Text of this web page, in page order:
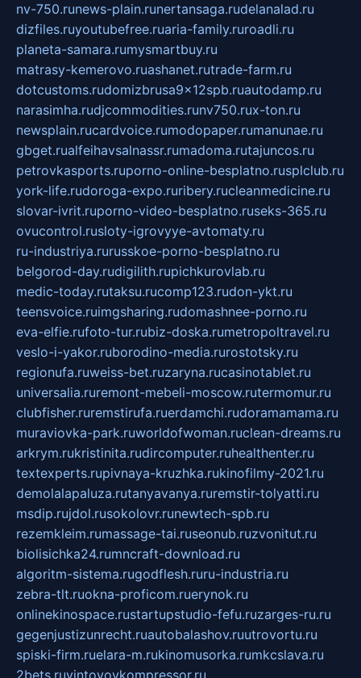
nv-750.runews-plain.runertansaga.rudelanalad.ru
dizfiles.ruyoutubefree.ruaria-family.ruroadli.ru
planeta-samara.rumysmartbuy.ru
matrasy-kemerovo.ruashanet.rutrade-farm.ru
dotcustoms.rudomizbrusa9x12spb.ruautodamp.ru
narasimha.rudjcommodities.runv750.rux-ton.ru
newsplain.rucardvoice.rumodopaper.rumanunae.ru
gbget.rualfeihavsalnassr.rumadoma.rutajuncos.ru
petrovkasports.ruporno-online-besplatno.rusplclub.ru
york-life.rudoroga-expo.ruribery.rucleanmedicine.ru
slovar-ivrit.ruporno-video-besplatno.ruseks-365.ru
ovucontrol.rusloty-igrovyye-avtomaty.ru
ru-industriya.rurusskoe-porno-besplatno.ru
belgorod-day.rudigilith.rupichkurovlab.ru
medic-today.rutaksu.rucomp123.rudon-ykt.ru
teensvoice.ruimgsharing.rudomashnee-porno.ru
eva-elfie.rufoto-tur.rubiz-doska.rumetropoltravel.ru
veslo-i-yakor.ruborodino-media.rurostotsky.ru
regionufa.ruweiss-bet.ruzaryna.rucasinotablet.ru
universalia.ruremont-mebeli-moscow.rutermomur.ru
clubfisher.ruremstirufa.ruerdamchi.rudoramamama.ru
muraviovka-park.ruworldofwoman.ruclean-dreams.ru
arkrym.rukristinita.rudircomputer.ruhealthenter.ru
textexperts.rupivnaya-kruzhka.rukinofilmy-2021.ru
demolalapaluza.rutanyavanya.ruremstir-tolyatti.ru
msdip.rujdol.rusokolovr.runewtech-spb.ru
rezemkleim.rumassage-tai.ruseonub.ruzvonitut.ru
biolisichka24.rumncraft-download.ru
algoritm-sistema.rugodflesh.ruru-industria.ru
zebra-tlt.ruokna-proficom.ruerynok.ru
onlinekinospace.rustartupstudio-fefu.ruzarges-ru.ru
gegenjustizunrecht.ruautobalashov.ruutrovortu.ru
spiski-firm.ruelara-m.rukinomusorka.rumkcslava.ru